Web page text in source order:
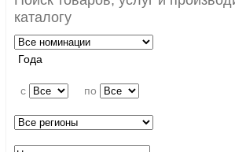
каталогу
Года
c по